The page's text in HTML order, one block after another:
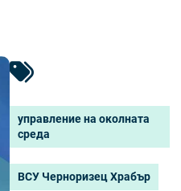
управление на околната
среда
ВСУ Черноризец Храбър